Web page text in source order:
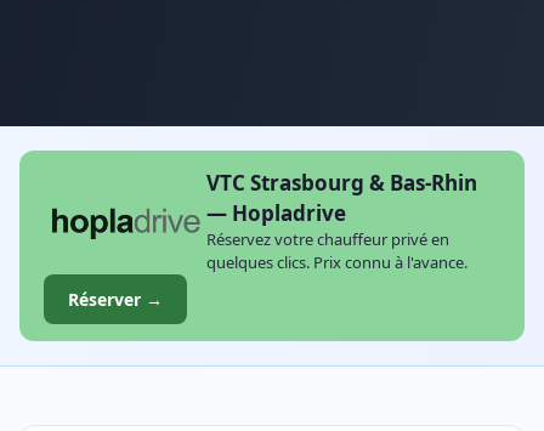
VTC Strasbourg & Bas-Rhin
— Hopladrive
Réservez votre chauffeur privé en
quelques clics. Prix connu à l'avance.
Réserver →